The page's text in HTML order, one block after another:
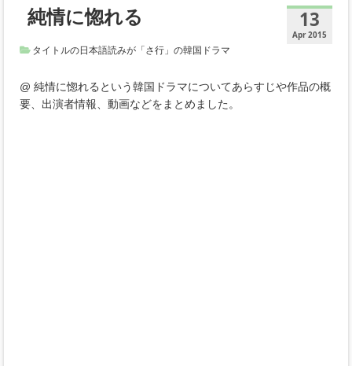
13
Apr 2015
純情に惚れる
タイトルの日本語読みが「さ行」の韓国ドラマ
@ 純情に惚れるという韓国ドラマについてあらすじや作品の概
要、出演者情報、動画などをまとめました。